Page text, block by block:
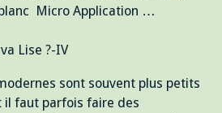
Micro Application …
sont souvent plus petits
faut parfois faire des